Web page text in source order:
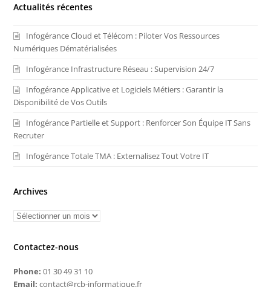
Actualités récentes
Infogérance Cloud et Télécom : Piloter Vos Ressources
Numériques Dématérialisées
Infogérance Infrastructure Réseau : Supervision 24/7
Infogérance Applicative et Logiciels Métiers : Garantir la
Disponibilité de Vos Outils
Infogérance Partielle et Support : Renforcer Son Équipe IT Sans
Recruter
Infogérance Totale TMA : Externalisez Tout Votre IT
Archives
Contactez-nous
Phone: 01 30 49 31 10
Email: contact@rcb-informatique.fr